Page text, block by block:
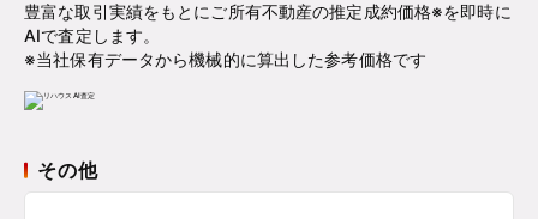
豊富な取引実績をもとにご所有不動産の推定成約価格※を即時に
AIで査定します。
※当社保有データから機械的に算出した参考価格です
その他